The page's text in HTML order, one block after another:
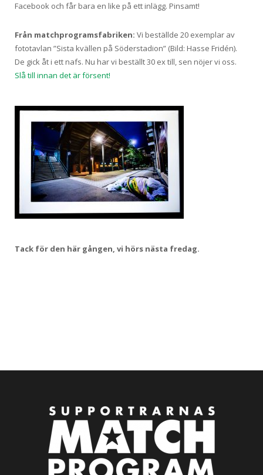
Facebook och får bara en like på ett inlägg. Pinsamt!
Från matchprogramsfabriken: Vi beställde 20 exemplar av
fototavlan ”Sista kvällen på Söderstadion” (Bild: Hasse Fridén).
De gick åt i ett nafs. Nu har vi beställt 30 ex till, sen nöjer vi oss.
Slå till innan det är försent!
Tack för den här gången, vi hörs nästa fredag.